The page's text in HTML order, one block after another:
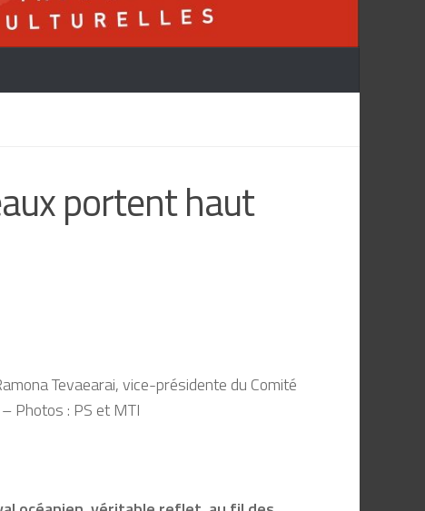
portent haut
Tevaearai, vice-présidente du Comité
Photos : PS et MTI